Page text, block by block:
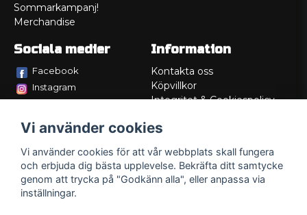
Sommarkampanj!
Merchandise
Sociala medier
Facebook
Instagram
Information
Kontakta oss
Köpvillkor
Integritet & Cookiespolicy
Service/Garanti
Lådritning
Om oss
Vi använder cookies
Vi använder cookies för att vår webbplats skall fungera
och erbjuda dig bästa upplevelse. Bekräfta ditt samtycke
genom att trycka på "Godkänn alla", eller anpassa via
inställningar.